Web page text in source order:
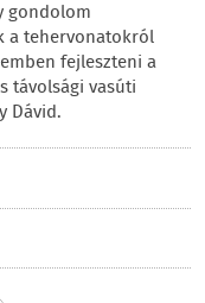
gondolom
a tehervonatokról
fejleszteni a
távolsági vasúti
Dávid.